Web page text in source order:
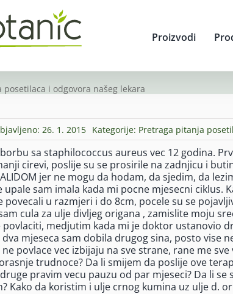
Proizvodi
posetilaca i odgovora našeg lekara
26. 1. 2015 Kategorije: Pretraga pitanja
sa staphilococcus aureus vec 12 godina.
cirevi, poslije su se prosirile na zadnjicu i
jer ne mogu da hodam, da sjedim, da
upale sam imala kada mi pocne mjesecni ciklus.
povecali u razmjeri i do 8cm, pocele su se
cula za ulje divljeg origana , zamislite moju
povlaciti, medjutim kada mi je doktor ustanovio
mjeseca sam dobila drugog sina, posto vise
povlace vec izbijaju na sve strane, rane me
trudnoce? Da li smijem da poslije ove
pravim vecu pauzu od par mjeseci? Da li
Kako da koristim i ulje crnog kumina uz ulje d.